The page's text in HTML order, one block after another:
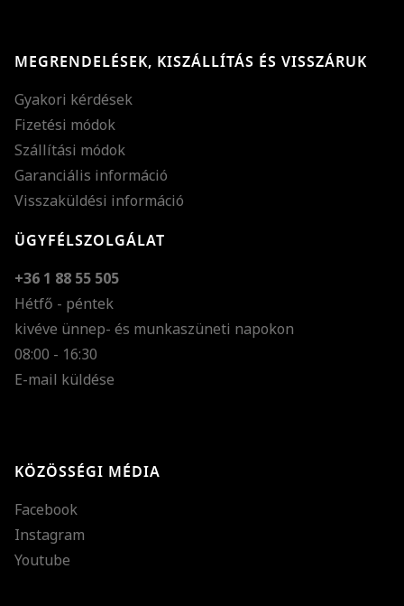
MEGRENDELÉSEK, KISZÁLLÍTÁS ÉS VISSZÁRUK
Gyakori kérdések
Fizetési módok
Szállítási módok
Garanciális információ
Visszaküldési információ
ÜGYFÉLSZOLGÁLAT
+36 1 88 55 505
Hétfő - péntek
kivéve ünnep- és munkaszüneti napokon
08:00 - 16:30
E-mail küldése
KÖZÖSSÉGI MÉDIA
Facebook
Instagram
Youtube